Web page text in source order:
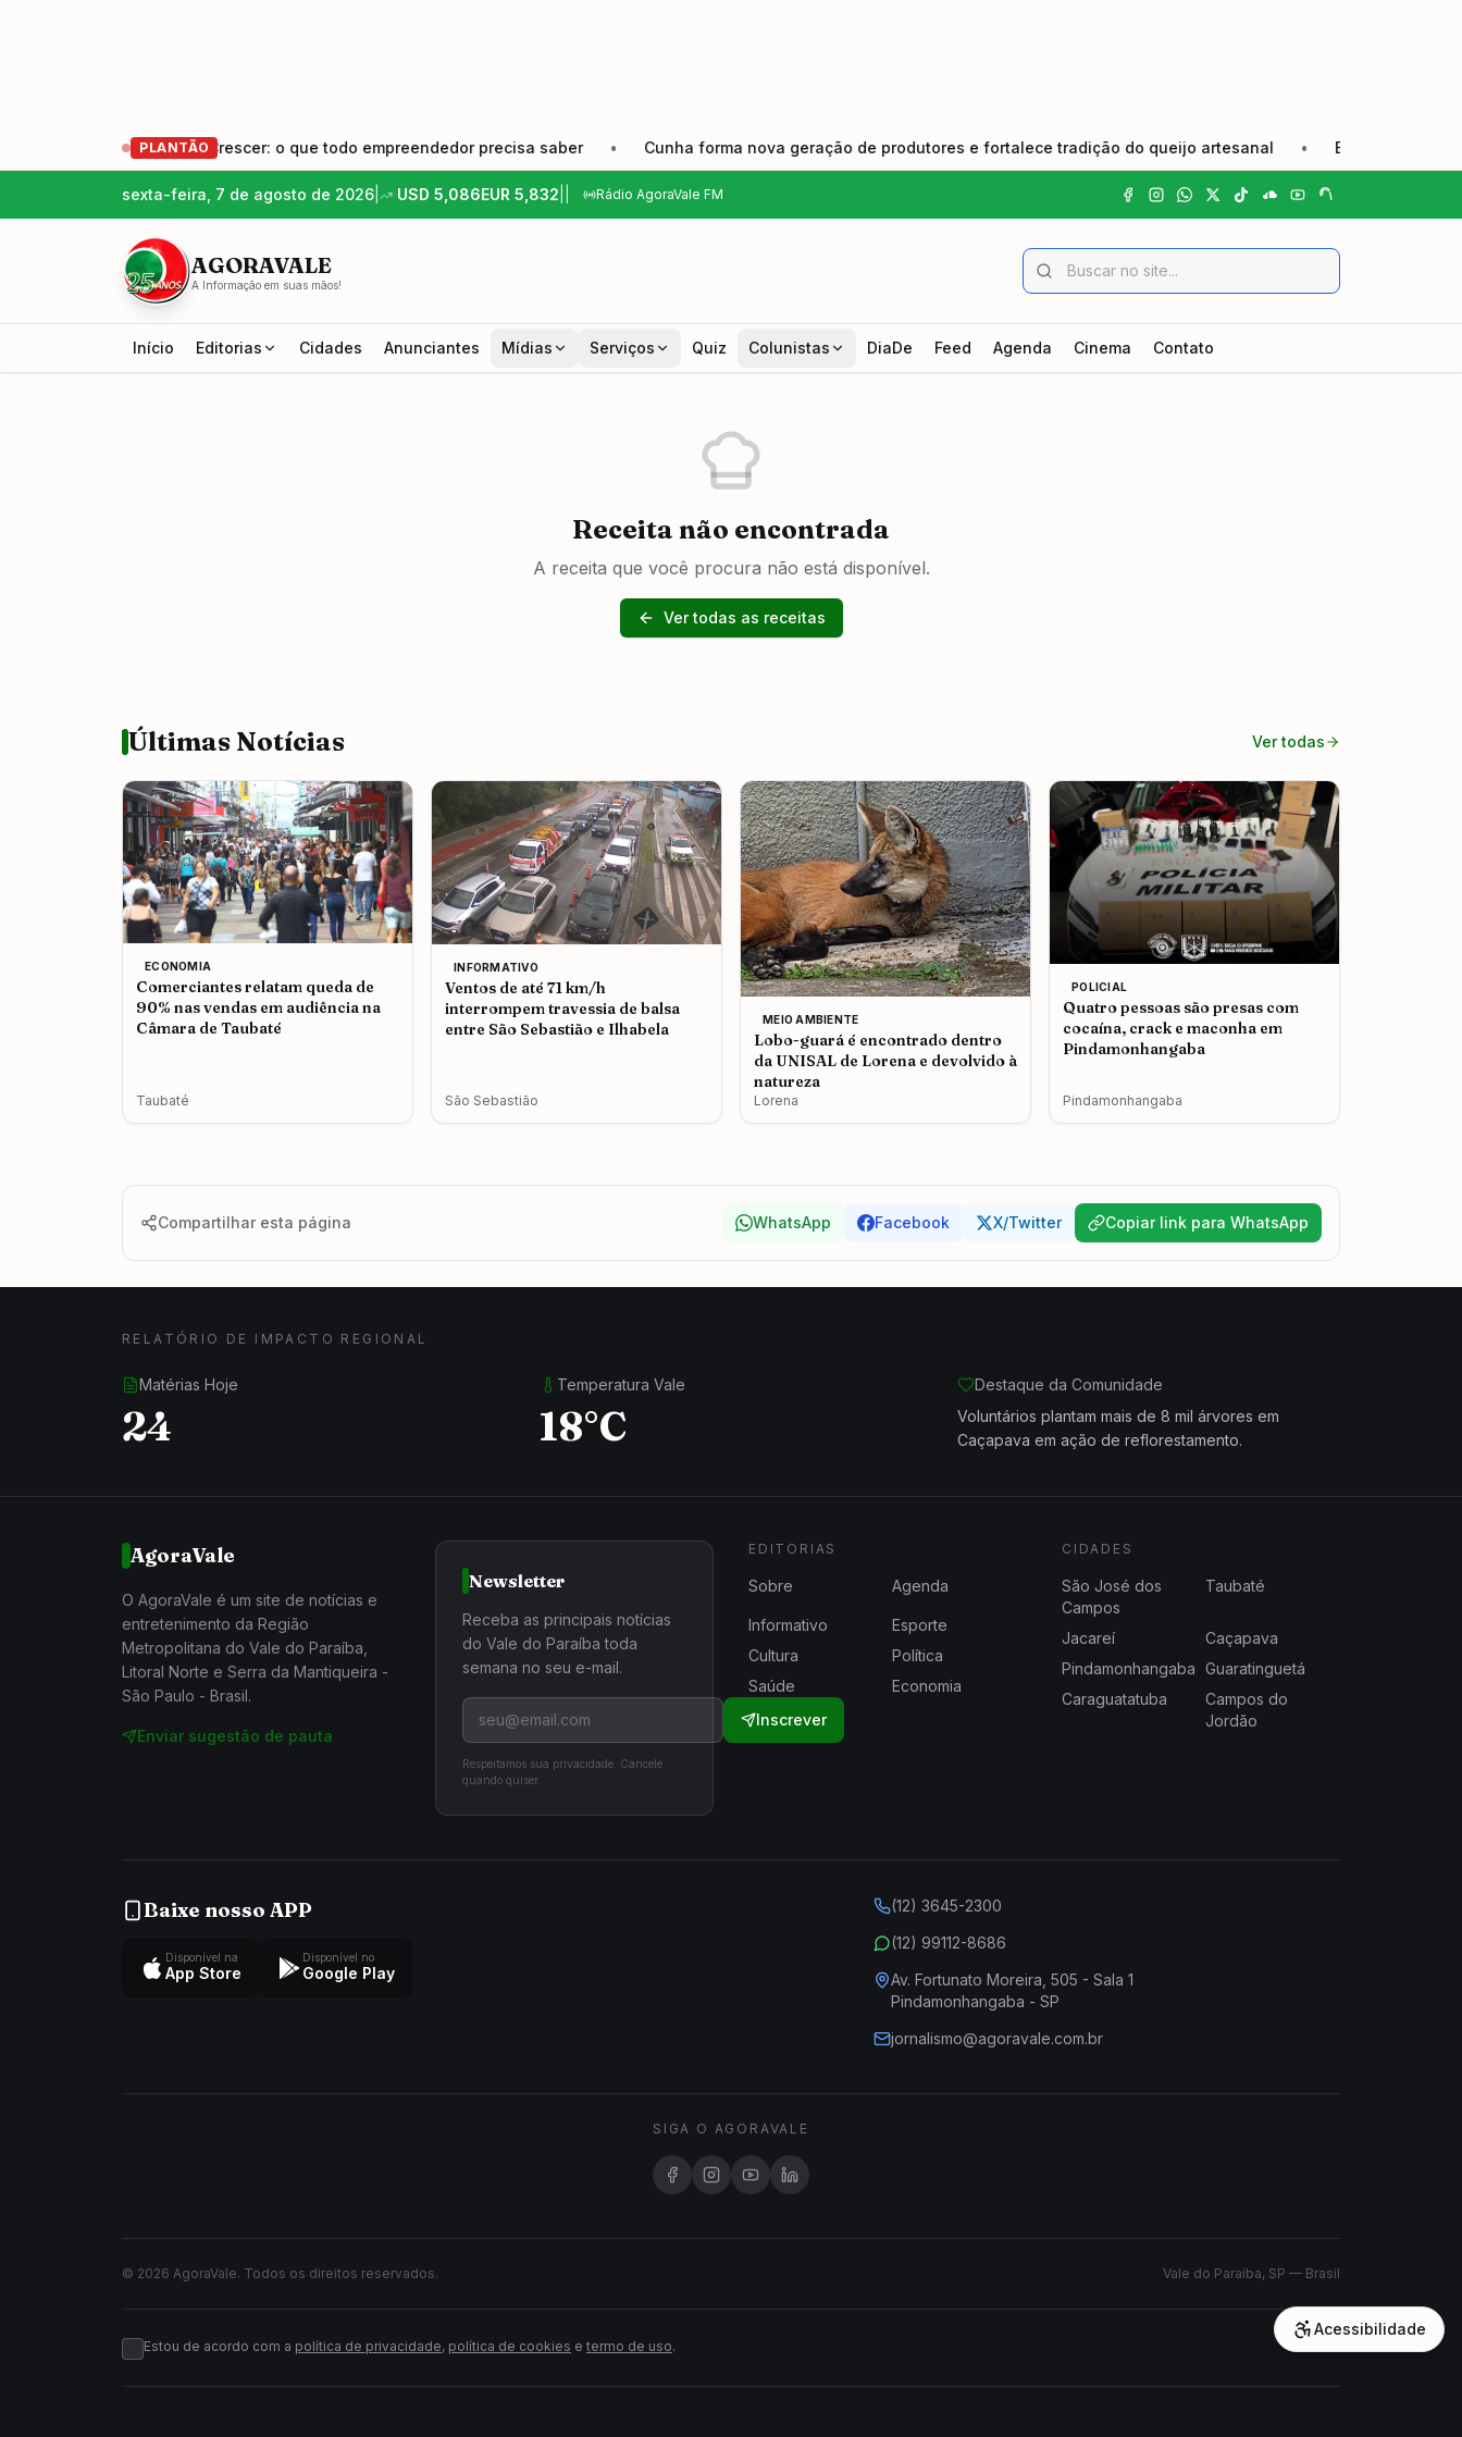
PLANTÃO
– Empreender e Crescer: o que todo empreendedor precisa saber • Cunha forma nova geração de produtores e fortalece tradição do queijo artesanal • Edital de Convocação
sexta-feira, 7 de agosto de 2026 USD 5,086EUR 5,832 Rádio AgoraVale FM
AGORAVALE
A Informação em suas mãos!
Início Editorias Cidades Anunciantes Mídias Serviços Quiz Colunistas DiaDe Feed Agenda Cinema Contato
Receita não encontrada
A receita que você procura não está disponível.
Ver todas as receitas
Últimas Notícias Ver todas
ECONOMIA
Comerciantes relatam queda de
90% nas vendas em audiência na
Câmara de Taubaté
Taubaté
INFORMATIVO
Ventos de até 71 km/h
interrompem travessia de balsa
entre São Sebastião e Ilhabela
São Sebastião
MEIO AMBIENTE
Lobo-guará é encontrado dentro
da UNISAL de Lorena e devolvido à
natureza
Lorena
POLICIAL
Quatro pessoas são presas com
cocaína, crack e maconha em
Pindamonhangaba
Pindamonhangaba
Compartilhar esta página WhatsApp Facebook X/Twitter Copiar link para WhatsApp
RELATÓRIO DE IMPACTO REGIONAL
Matérias Hoje
24
Temperatura Vale
18°C
Destaque da Comunidade
Voluntários plantam mais de 8 mil árvores em
Caçapava em ação de reflorestamento.
AgoraVale
O AgoraVale é um site de notícias e
entretenimento da Região
Metropolitana do Vale do Paraíba,
Litoral Norte e Serra da Mantiqueira -
São Paulo - Brasil.
Enviar sugestão de pauta
Newsletter
Receba as principais notícias
do Vale do Paraíba toda
semana no seu e-mail.
Inscrever
Respeitamos sua privacidade. Cancele
quando quiser.
EDITORIAS
Sobre Agenda
Informativo
Esporte
Cultura
Política
Saúde
Economia
CIDADES
São José dos
Campos
Taubaté
Jacareí
Caçapava
Pindamonhangaba Guaratinguetá
Caraguatatuba
Campos do
Jordão
Baixe nosso APP
Disponível na
App Store
Disponível no
Google Play
(12) 3645-2300
(12) 99112-8686
Av. Fortunato Moreira, 505 - Sala 1
Pindamonhangaba - SP
jornalismo@agoravale.com.br
SIGA O AGORAVALE
© 2026 AgoraVale. Todos os direitos reservados. Vale do Paraíba, SP — Brasil
Estou de acordo com a política de privacidade, política de cookies e termo de uso.
Acessibilidade